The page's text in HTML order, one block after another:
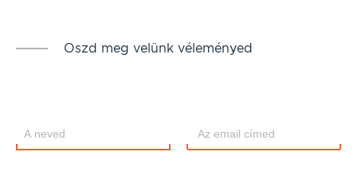
Oszd meg velünk véleményed